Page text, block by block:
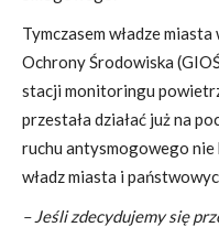
Tymczasem władze
Ochrony Środowiska
stacji monitoringu
przestała działać już na
ruchu antysmogowego
władz miasta i
– Jeśli zdecydujemy się